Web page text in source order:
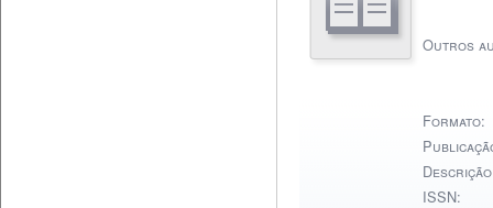
Outros
Formato:
ISSN: